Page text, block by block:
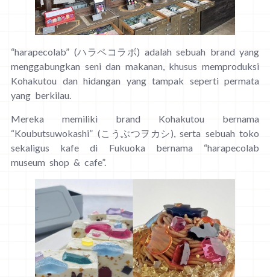
“harapecolab” (ハラペコラボ) adalah sebuah brand yang
menggabungkan seni dan makanan, khusus memproduksi
Kohakutou dan hidangan yang tampak seperti permata
yang berkilau.
Mereka memiliki brand Kohakutou bernama
“Koubutsuwokashi” (こうぶつヲカシ), serta sebuah toko
sekaligus kafe di Fukuoka bernama “harapecolab
museum shop & cafe”.